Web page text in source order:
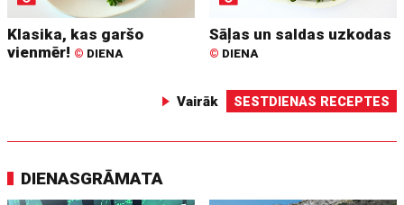
Klasika, kas garšo
vienmēr! © DIENA
Sāļas un saldas uzkodas
© DIENA
Vairāk SESTDIENAS RECEPTES
DIENASGRĀMATA